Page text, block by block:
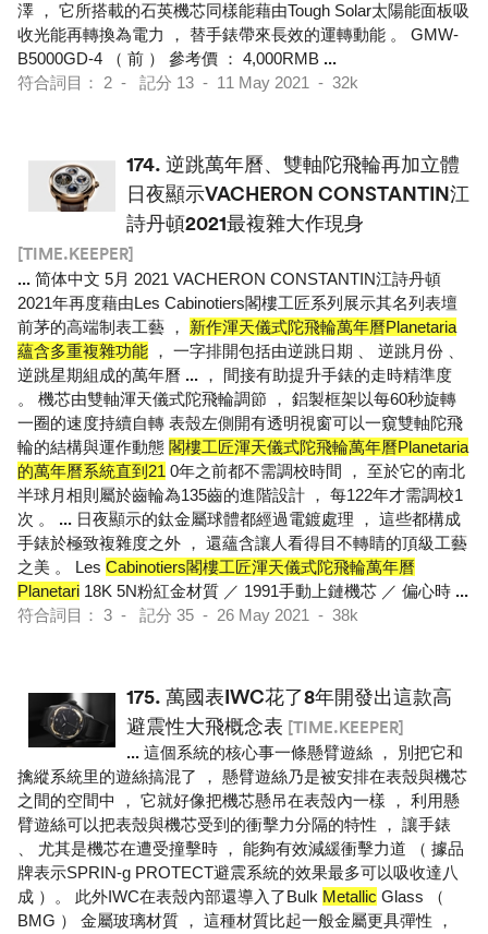
澤 ， 它所搭載的石英機芯同樣能藉由Tough Solar太陽能面板吸
收光能再轉換為電力 ， 替手錶帶來長效的運轉動能 。 GMW-
B5000GD-4 （ 前 ） 參考價 ： 4,000RMB ...
符合詞目： 2 - 記分 13 - 11 May 2021 - 32k
174. 逆跳萬年曆、雙軸陀飛輪再加立體
日夜顯示VACHERON CONSTANTIN江
詩丹頓2021最複雜大作現身
[TIME.KEEPER]
... 简体中文 5月 2021 VACHERON CONSTANTIN江詩丹頓
2021年再度藉由Les Cabinotiers閣樓工匠系列展示其名列表壇
前茅的高端制表工藝 ， 新作渾天儀式陀飛輪萬年曆Planetaria
蘊含多重複雜功能 ， 一字排開包括由逆跳日期 、 逆跳月份 、
逆跳星期組成的萬年曆 ... ， 間接有助提升手錶的走時精準度
。 機芯由雙軸渾天儀式陀飛輪調節 ， 鋁製框架以每60秒旋轉
一圈的速度持續自轉 表殼左側開有透明視窗可以一窺雙軸陀飛
輪的結構與運作動態 閣樓工匠渾天儀式陀飛輪萬年曆Planetaria
的萬年曆系統直到21 0年之前都不需調校時間 ， 至於它的南北
半球月相則屬於齒輪為135齒的進階設計 ， 每122年才需調校1
次 。 ... 日夜顯示的鈦金屬球體都經過電鍍處理 ， 這些都構成
手錶於極致複雜度之外 ， 還蘊含讓人看得目不轉睛的頂級工藝
之美 。 Les Cabinotiers閣樓工匠渾天儀式陀飛輪萬年曆
Planetari 18K 5N粉紅金材質 ／ 1991手動上鏈機芯 ／ 偏心時 ...
符合詞目： 3 - 記分 35 - 26 May 2021 - 38k
175. 萬國表IWC花了8年開發出這款高
避震性大飛概念表 [TIME.KEEPER]
... 這個系統的核心事一條懸臂遊絲 ， 別把它和
擒縱系統里的遊絲搞混了 ， 懸臂遊絲乃是被安排在表殼與機芯
之間的空間中 ， 它就好像把機芯懸吊在表殼內一樣 ， 利用懸
臂遊絲可以把表殼與機芯受到的衝擊力分隔的特性 ， 讓手錶
、 尤其是機芯在遭受撞擊時 ， 能夠有效減緩衝擊力道 （ 據品
牌表示SPRIN-g PROTECT避震系統的效果最多可以吸收達八
成 ）。 此外IWC在表殼內部還導入了Bulk Metallic Glass （
BMG ） 金屬玻璃材質 ， 這種材質比起一般金屬更具彈性 ，